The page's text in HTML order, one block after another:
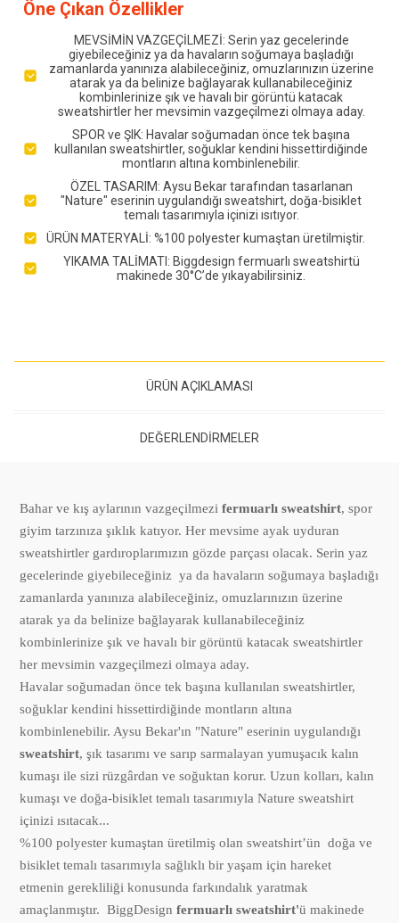
Öne Çıkan Özellikler
MEVSİMİN VAZGEÇİLMEZİ: Serin yaz gecelerinde
giyebileceğiniz ya da havaların soğumaya başladığı
zamanlarda yanınıza alabileceğiniz, omuzlarınızın üzerine
atarak ya da belinize bağlayarak kullanabileceğiniz
kombinlerinize şık ve havalı bir görüntü katacak
sweatshirtler her mevsimin vazgeçilmezi olmaya aday.
SPOR ve ŞIK: Havalar soğumadan önce tek başına
kullanılan sweatshirtler, soğuklar kendini hissettirdiğinde
montların altına kombinlenebilir.
ÖZEL TASARIM: Aysu Bekar tarafından tasarlanan
"Nature" eserinin uygulandığı sweatshirt, doğa-bisiklet
temalı tasarımıyla içinizi ısıtıyor.
ÜRÜN MATERYALİ: %100 polyester kumaştan üretilmiştir.
YIKAMA TALİMATI: Biggdesign fermuarlı sweatshirtü
makinede 30°C’de yıkayabilirsiniz.
ÜRÜN AÇIKLAMASI
DEĞERLENDIRMELER
Bahar ve kış aylarının vazgeçilmezifermuarlı sweatshirt, spor
giyim tarzınıza şıklık katıyor. Her mevsime ayak uyduran
sweatshirtler gardıroplarımızın gözde parçası olacak. Serin yaz
gecelerinde giyebileceğiniz ya da havaların soğumaya başladığı
zamanlarda yanınıza alabileceğiniz, omuzlarınızın üzerine
atarak ya da belinize bağlayarak kullanabileceğiniz
kombinlerinize şık ve havalı bir görüntü katacak sweatshirtler
her mevsimin vazgeçilmezi olmaya aday.
Havalar soğumadan önce tek başına kullanılan sweatshirtler,
soğuklar kendini hissettirdiğinde montların altına
kombinlenebilir. Aysu Bekar'ın "Nature" eserinin uygulandığı
sweatshirt, şık tasarımı ve sarıp sarmalayan yumuşacık kalın
kumaşı ile sizi rüzgârdan ve soğuktan korur. Uzun kolları, kalın
kumaşı ve doğa-bisiklet temalı tasarımıyla Nature sweatshirt
içinizi ısıtacak...
%100 polyester kumaştan üretilmiş olan sweatshirt’ün doğa ve
bisiklet temalı tasarımıyla sağlıklı bir yaşam için hareket
etmenin gerekliliği konusunda farkındalık yaratmak
amaçlanmıştır. BiggDesignfermuarlı sweatshirt'ü makinede